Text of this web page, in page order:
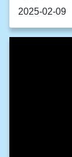
2025-02-09